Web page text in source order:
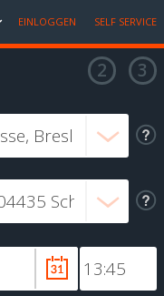
EINLOGGEN SELF SERVICE